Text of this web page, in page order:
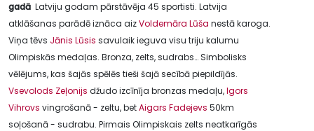
gadā Latviju godam pārstāvēja 45 sportisti. Latvija
atklāšanas parādē iznāca aizVoldemāra Lūša nestā karoga.
Viņa tēvs Jānis Lūsis savulaik ieguva visu triju kalumu
Olimpiskās medaļas. Bronza, zelts, sudrabs… Simbolisks
vēlējums, kas šajās spēlēs tieši šajā secībā piepildījās.
Vsevolods Zeļonijs džudo izcīnīja bronzas medaļu,Igors
Vihrovs vingrošanā - zeltu, betAigars Fadejevs 50km
soļošanā - sudrabu. Pirmais Olimpiskais zelts neatkarīgās